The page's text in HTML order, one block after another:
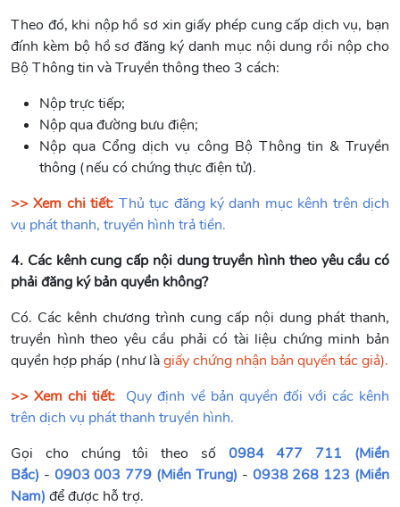
Theo đó, khi nộp hồ sơ xin giấy phép cung cấp dịch vụ, bạn
đính kèm bộ hồ sơ đăng ký danh mục nội dung rồi nộp cho
Bộ Thông tin và Truyền thông theo 3 cách:
Nộp trực tiếp;
Nộp qua đường bưu điện;
Nộp qua Cổng dịch vụ công Bộ Thông tin & Truyền
thông (nếu có chứng thực điện tử).
>> Xem chi tiết: Thủ tục đăng ký danh mục kênh trên dịch
vụ phát thanh, truyền hình trả tiền.
4. Các kênh cung cấp nội dung truyền hình theo yêu cầu có
phải đăng ký bản quyền không?
Có. Các kênh chương trình cung cấp nội dung phát thanh,
truyền hình theo yêu cầu phải có tài liệu chứng minh bản
quyền hợp pháp (như làgiấy chứng nhận bản quyền tác giả).
>> Xem chi tiết: Quy định về bản quyền đối với các kênh
trên dịch vụ phát thanh truyền hình.
Gọi cho chúng tôi theo số 0984 477 711 (Miền
Bắc) - 0903 003 779 (Miền Trung) - 0938 268 123 (Miền
Nam) để được hỗ trợ.